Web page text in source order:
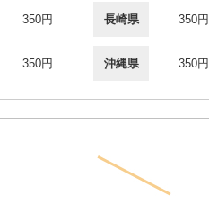
350円 長崎県 350円
350円 沖縄県 350円